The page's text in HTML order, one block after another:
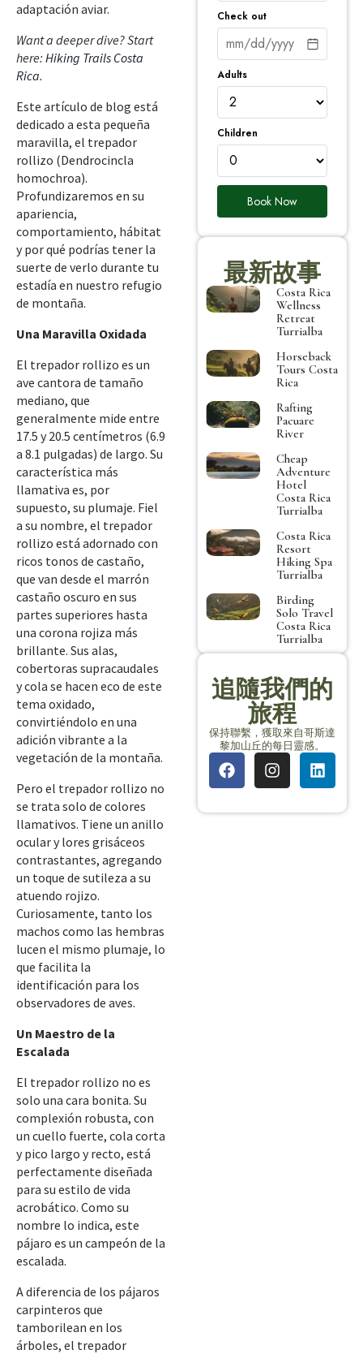
adaptación aviar.
Want a deeper dive? Start
here: Hiking Trails Costa
Rica.
Este artículo de blog está
dedicado a esta pequeña
maravilla, el trepador
rollizo (Dendrocincla
homochroa).
Profundizaremos en su
apariencia,
comportamiento, hábitat
y por qué podrías tener la
suerte de verlo durante tu
estadía en nuestro refugio
de montaña.
Una Maravilla Oxidada
El trepador rollizo es un
ave cantora de tamaño
mediano, que
generalmente mide entre
17.5 y 20.5 centímetros (6.9
a 8.1 pulgadas) de largo. Su
característica más
llamativa es, por
supuesto, su plumaje. Fiel
a su nombre, el trepador
rollizo está adornado con
ricos tonos de castaño,
que van desde el marrón
castaño oscuro en sus
partes superiores hasta
una corona rojiza más
brillante. Sus alas,
cobertoras supracaudales
y cola se hacen eco de este
tema oxidado,
convirtiéndolo en una
adición vibrante a la
vegetación de la montaña.
Pero el trepador rollizo no
se trata solo de colores
llamativos. Tiene un anillo
ocular y lores grisáceos
contrastantes, agregando
un toque de sutileza a su
atuendo rojizo.
Curiosamente, tanto los
machos como las hembras
lucen el mismo plumaje, lo
que facilita la
identificación para los
observadores de aves.
Un Maestro de la
Escalada
El trepador rollizo no es
solo una cara bonita. Su
complexión robusta, con
un cuello fuerte, cola corta
y pico largo y recto, está
perfectamente diseñada
para su estilo de vida
acrobático. Como su
nombre lo indica, este
pájaro es un campeón de la
escalada.
A diferencia de los pájaros
carpinteros que
tamborilean en los
árboles, el trepador
Check out
Adults
Children
Book Now
最新故事
Costa Rica
Wellness
Retreat
Turrialba
Horseback
Tours Costa
Rica
Rafting
Pacuare
River
Cheap
Adventure
Hotel
Costa Rica
Turrialba
Costa Rica
Resort
Hiking Spa
Turrialba
Birding
Solo Travel
Costa Rica
Turrialba
追隨我們的
旅程
保持聯繫，獲取來自哥斯達
黎加山丘的每日靈感。